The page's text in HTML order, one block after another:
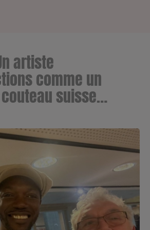
Meurice
artiste
comme un
suisse…